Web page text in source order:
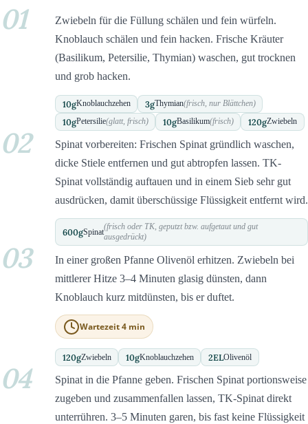
01
Zwiebeln für die Füllung schälen und fein würfeln.
Knoblauch schälen und fein hacken. Frische Kräuter
(Basilikum, Petersilie, Thymian) waschen, gut trocknen
und grob hacken.
10gKnoblauchzehen 3gThymian(frisch, nur Blättchen)
10gPetersilie(glatt, frisch) 10gBasilikum(frisch) 120gZwiebeln
02
Spinat vorbereiten: Frischen Spinat gründlich waschen,
dicke Stiele entfernen und gut abtropfen lassen. TK-
Spinat vollständig auftauen und in einem Sieb sehr gut
ausdrücken, damit überschüssige Flüssigkeit entfernt wird.
600gSpinat
(frisch oder TK, geputzt bzw. aufgetaut und gut
ausgedrückt)
03
In einer großen Pfanne Olivenöl erhitzen. Zwiebeln bei
mittlerer Hitze 3–4 Minuten glasig dünsten, dann
Knoblauch kurz mitdünsten, bis er duftet.
Wartezeit 4 min
120gZwiebeln 10gKnoblauchzehen 2ELOlivenöl
04
Spinat in die Pfanne geben. Frischen Spinat portionsweise
zugeben und zusammenfallen lassen, TK-Spinat direkt
unterrühren. 3–5 Minuten garen, bis fast keine Flüssigkeit